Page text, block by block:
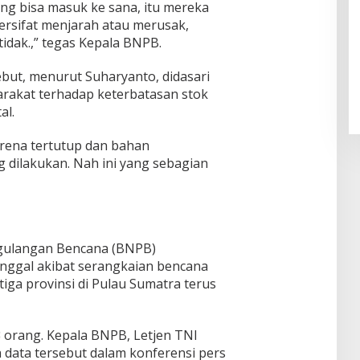
bisa masuk ke sana, itu mereka
menjarah atau merusak,
tegas Kepala BNPB.
menurut Suharyanto, didasari
terhadap keterbatasan stok
tertutup dan bahan
Nah ini yang sebagian
Bencana (BNPB)
akibat serangkaian bencana
provinsi di Pulau Sumatra terus
Kepala BNPB, Letjen TNI
tersebut dalam konferensi pers
Pendaftaran Istana Dibuka,
Di Daerah, Nasional
09:13 WIB